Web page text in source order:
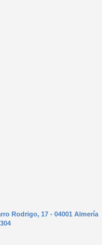
Rodrigo, 17 - 04001 Almería